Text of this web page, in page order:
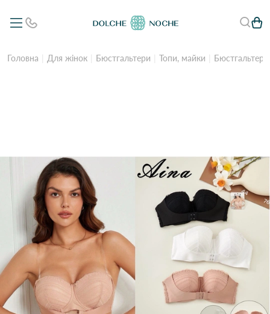
Головна Для жінок Бюстгальтери Топи, майки Бюстгальтер